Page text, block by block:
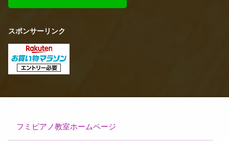
スポンサーリンク
フミピアノ教室ホームページ